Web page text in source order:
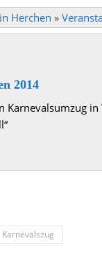
Herchen »
2014
Karnevalsumzug
Karnevalszug